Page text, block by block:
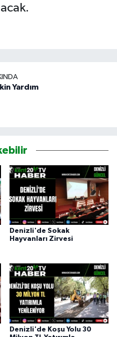
Yardım
Denizli'de Sokak
Hayvanları Zirvesi
Denizli'de Koşu Yolu 30